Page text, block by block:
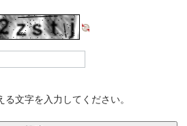
文字を入力してください。